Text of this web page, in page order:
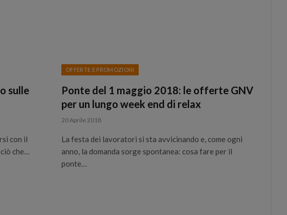
sulle
con il
che…
OFFERTE E PROMOZIONI
Ponte del 1 maggio 2018: le offerte GNV
per un lungo week end di relax
20 Aprile 2018
La festa dei lavoratori si sta avvicinando e, come ogni
anno, la domanda sorge spontanea: cosa fare per il
ponte…